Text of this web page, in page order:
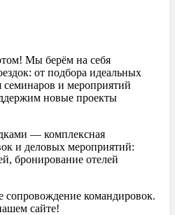
Мы берём на себя
от подбора идеальных
и мероприятий
новые проекты
— комплексная
и деловых мероприятий:
бронирование отелей
сопровождение командировок.
сайте!